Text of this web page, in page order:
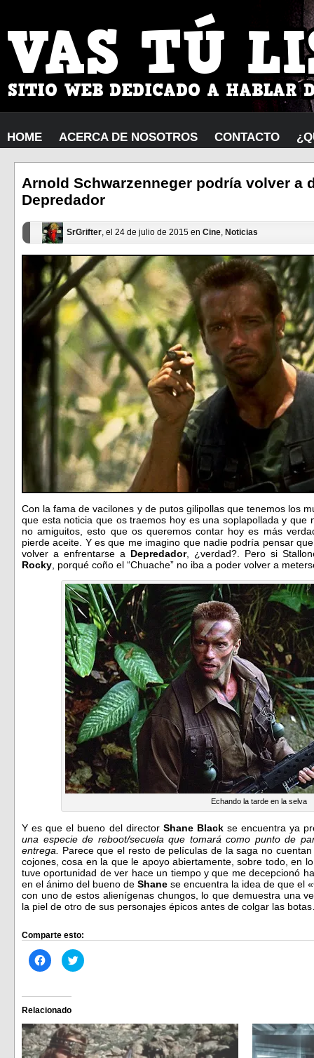
HOME ACERCA DE NOSOTROS CONTACTO
Arnold Schwarzenneger podría volver a
Depredador
SrGrifter, el 24 de julio de 2015 en Cine, Noticias
Con la fama de vacilones y de putos gilipollas que tenemos los
que esta noticia que os traemos hoy es una soplapollada y que
no amiguitos, esto que os queremos contar hoy es más
pierde aceite. Y es que me imagino que nadie podría pensar
volver a enfrentarse a Depredador, ¿verdad?. Pero si
Rocky , porqué coño el “Chuache” no iba a poder volver a
Echando la tarde en la selva
Y es que el bueno del director Shane Blackse encuentra ya
una especie de reboot/secuela que tomará como punto de
entrega. Parece que el resto de películas de la saga no
cojones, cosa en la que le apoyo abiertamente, sobre todo, en
tuve oportunidad de ver hace un tiempo y que me decepcionó
en el ánimo del bueno de Shane se encuentra la idea de que el
con uno de estos alienígenas chungos, lo que demuestra una
la piel de otro de sus personajes épicos antes de colgar las
Comparte esto:
Haz
clic
Facebook
(Se
abre
en
una
ventana
nueva)
Haz
clic
en
una
ventana
nueva)
Relacionado